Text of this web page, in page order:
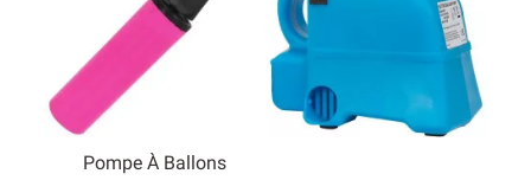
Pompe À Ballons